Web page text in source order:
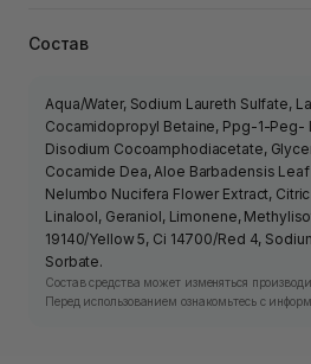
Состав
Aqua/Water, Sodium Laureth Sulfate,
Cocamidopropyl Betaine, Ppg-1-Peg-
Disodium Cocoamphodiacetate,
Cocamide Dea, Aloe Barbadensis
Nelumbo Nucifera Flower Extract,
Linalool, Geraniol, Limonene,
19140/Yellow 5, Ci 14700/Red 4,
Sorbate.
Состав средства может изменяться
Перед использованием ознакомьтесь с